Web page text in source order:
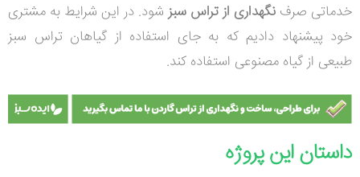
خدماتی صرف نگهداری از تراس سبزشود. در این شرایط به مشتری
خود پیشنهاد دادیم که به جای استفاده از گیاهان تراس سبز
طبیعی از گیاه مصنوعی استفاده کند.
داستان این پروژه